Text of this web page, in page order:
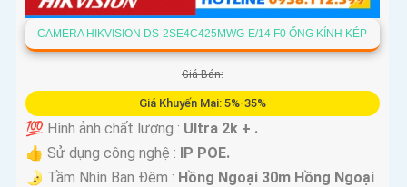
CAMERA HIKVISION DS-2SE4C425MWG-E/14 F0 ỐNG KÍNH KÉP
Giá Bán:
Giá Khuyến Mại: 5%-35%
💯 Hình ảnh chất lượng : Ultra 2k + .
👍 Sử dụng công nghệ : IP POE.
🌛 Tầm Nhìn Ban Đêm : Hồng Ngoại 30m Hồng Ngoại